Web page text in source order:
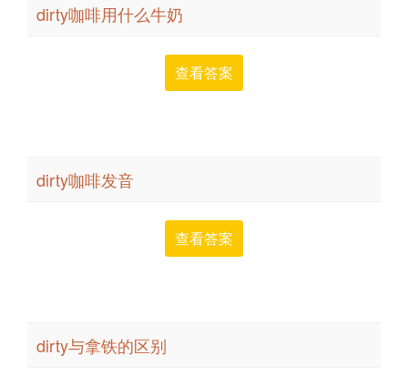
dirty咖啡用什么牛奶
查看答案
dirty咖啡发音
查看答案
dirty与拿铁的区别